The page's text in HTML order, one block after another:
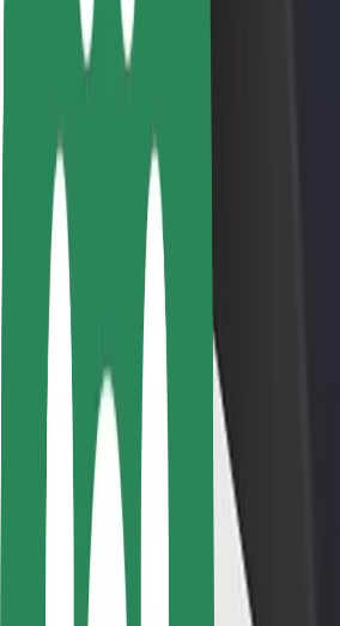
ბრენდი
მედია
მგზავრების უსაფრთხოება
მძღოლების უსაფრთხოება
სკუტერის უსაფრთხოება
უსაფრთხოება
ქალაქები
ლოკაციები
ქალაქი უკეთესობისკენ
აეროპორტები
Bolt-ის დასატენი სადგური
მხარდაჭერა